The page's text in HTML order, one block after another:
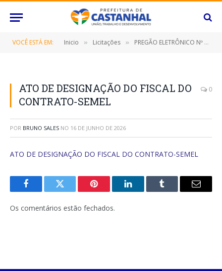
VOCÊ ESTÁ EM: Inicio » Licitações » PREGÃO ELETRÔNICO Nº 029/2022-SRP (FORNECIMENTO DE SOLUÇÃO DE OUTSOURCING DE TECNOLOGIA DA INFORMAÇÃO/TI)
ATO DE DESIGNAÇÃO DO FISCAL DO
CONTRATO-SEMEL
0
POR BRUNO SALES NO 16 DE JUNHO DE 2026
ATO DE DESIGNAÇÃO DO FISCAL DO CONTRATO-SEMEL
FacebookTwitter Pinterest O
Tumblr
E-
Os comentários estão fechados.